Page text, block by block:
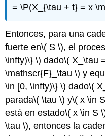
= \P(X_{\tau + t} = x
Entonces, para una
fuerte en\( S \), el
\infty)\} \) dado\( X_\tau
\mathscr{F}_\tau \) y
\in [0, \infty)\} \) dado\(
parada\( \tau \) y\( x \in
está en estado\( x \in S
\tau \), entonces la